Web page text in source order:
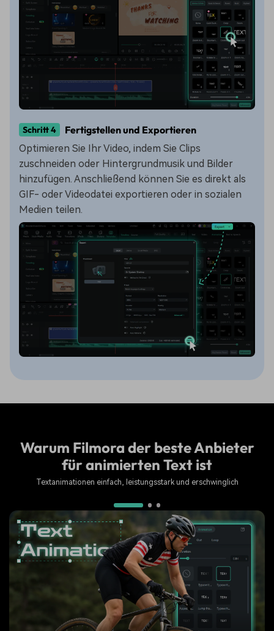
Schritt 4 Fertigstellen und Exportieren
Optimieren Sie Ihr Video, indem Sie Clips
zuschneiden oder Hintergrundmusik und Bilder
hinzufügen. Anschließend können Sie es direkt als
GIF- oder Videodatei exportieren oder in sozialen
Medien teilen.
Warum Filmora der beste Anbieter
für animierten Text ist
Textanimationen einfach, leistungsstark und erschwinglich